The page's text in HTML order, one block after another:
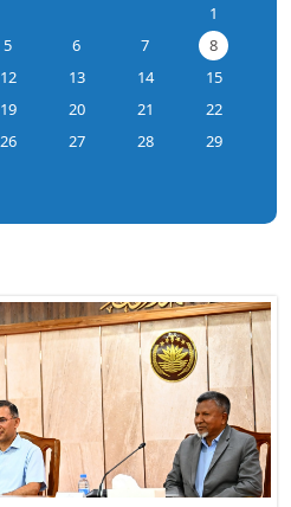
1
5 6 7
8
12 13 14
15
19 20 21
22
26 27 28
29